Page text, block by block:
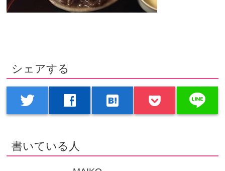
シェアする
twitter facebook hatenabookmark line
書いている人